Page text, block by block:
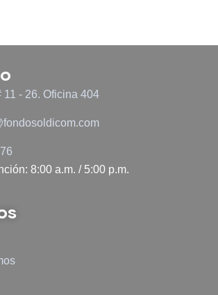
11 - 26. Oficina 404
8:00 a.m. / 5:00 p.m.